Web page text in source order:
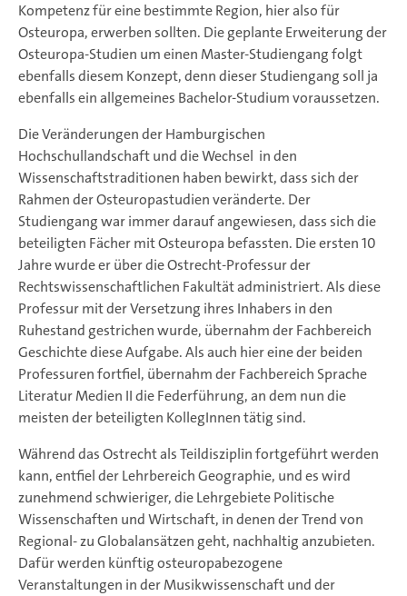
Kompetenz für eine bestimmte Region, hier also für
Osteuropa, erwerben sollten. Die geplante Erweiterung der
Osteuropa-Studien um einen Master-Studiengang folgt
ebenfalls diesem Konzept, denn dieser Studiengang soll ja
ebenfalls ein allgemeines Bachelor-Studium voraussetzen.
Die Veränderungen der Hamburgischen
Hochschullandschaft und die Wechsel in den
Wissenschaftstraditionen haben bewirkt, dass sich der
Rahmen der Osteuropastudien veränderte. Der
Studiengang war immer darauf angewiesen, dass sich die
beteiligten Fächer mit Osteuropa befassten. Die ersten 10
Jahre wurde er über die Ostrecht-Professur der
Rechtswissenschaftlichen Fakultät administriert. Als diese
Professur mit der Versetzung ihres Inhabers in den
Ruhestand gestrichen wurde, übernahm der Fachbereich
Geschichte diese Aufgabe. Als auch hier eine der beiden
Professuren fortfiel, übernahm der Fachbereich Sprache
Literatur Medien II die Federführung, an dem nun die
meisten der beteiligten KollegInnen tätig sind.
Während das Ostrecht als Teildisziplin fortgeführt werden
kann, entfiel der Lehrbereich Geographie, und es wird
zunehmend schwieriger, die Lehrgebiete Politische
Wissenschaften und Wirtschaft, in denen der Trend von
Regional- zu Globalansätzen geht, nachhaltig anzubieten.
Dafür werden künftig osteuropabezogene
Veranstaltungen in der Musikwissenschaft und der